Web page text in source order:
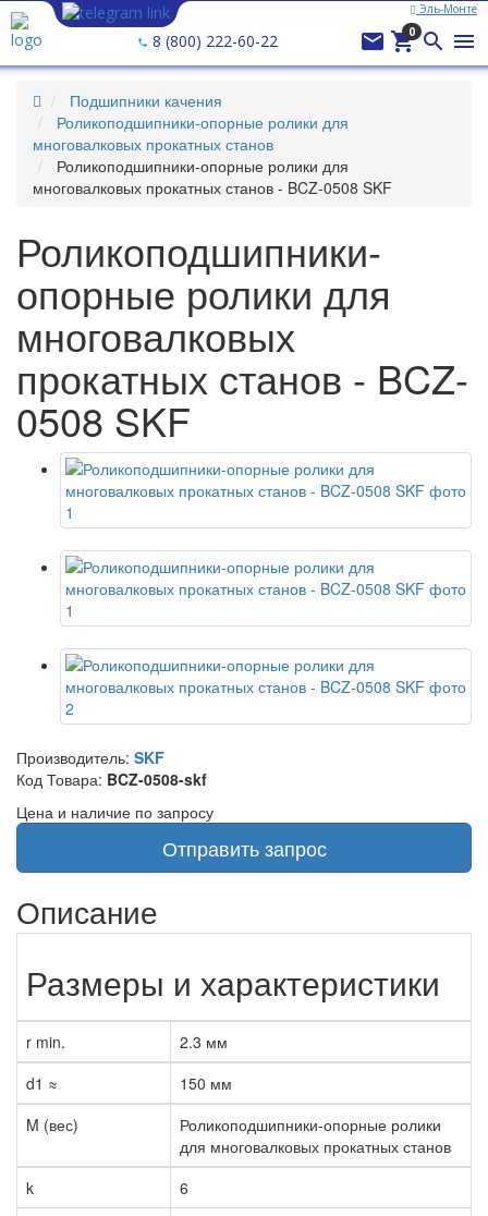
Эль-Монте
8 (800) 222-60-22  
0  
Подшипники качения
Роликоподшипники-опорные ролики для
многовалковых прокатных станов
Роликоподшипники-опорные ролики для
многовалковых прокатных станов - BCZ-0508 SKF
Роликоподшипники-
опорные ролики для
многовалковых
прокатных станов - BCZ-
0508 SKF
Производитель: SKF
Код Товара: BCZ-0508-skf
Цена и наличие по запросу
Отправить запрос
Описание
Размеры и характеристики
r min.
2.3 мм
d1 ≈
150 мм
M (вес)
Роликоподшипники-опорные ролики
для многовалковых прокатных станов
k
6